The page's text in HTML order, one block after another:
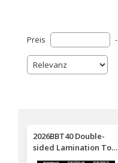
Preis -
2026BBT40 Double-
sided Lamination Tool
Holder High-precision